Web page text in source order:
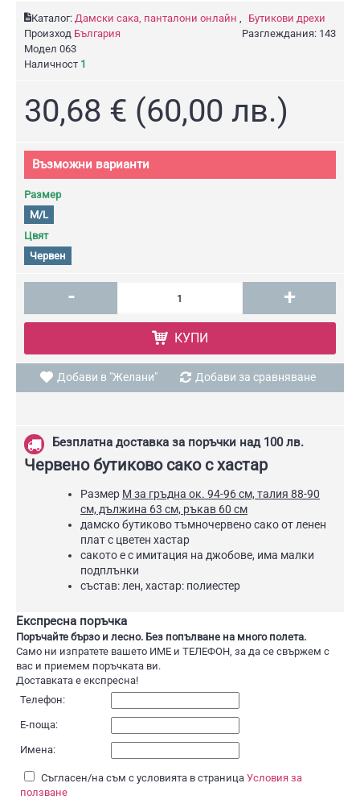
Каталог: Дамски сака, панталони онлайн ,
Бутикови дрехи
Разглеждания: 143
Произход България
Модел 063
Наличност 1
30,68 € (60,00 лв.)
Възможни варианти
Размер
M/L
Цвят
Червен
- +
КУПИ
Добави в "Желани" Добави за сравняване
Безплатна доставка за поръчки над 100 лв.
Червено бутиково сако с хастар
Размер М за гръдна ок. 94-96 см, талия 88-90
см, дължина 63 см, ръкав 60 см
дамско бутиково тъмночервено сако от ленен
плат с цветен хастар
сакото е с имитация на джобове, има малки
подплънки
състав: лен, хастар: полиестер
Експресна поръчка
Поръчайте бързо и лесно. Без попълване на много полета.
Само ни изпратете вашето ИМЕ и ТЕЛЕФОН, за да се свържем с
вас и приемем поръчката ви.
Доставката е експресна!
Телефон:
Е-поща:
Имена:
Съгласен/на съм с условията в страница Условия за
ползване